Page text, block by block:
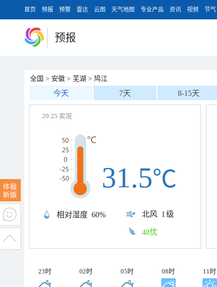
首页 预报 预警 雷达 云图 天气地图 专业产品 资讯 视频 节气
预报
全国 > 安徽 > 芜湖 > 鸠江
今天 7天 8-15天
20:25 实况
相对湿度 60% 北风 1级
31.5℃
48优
23时 02时 05时 08时 11时